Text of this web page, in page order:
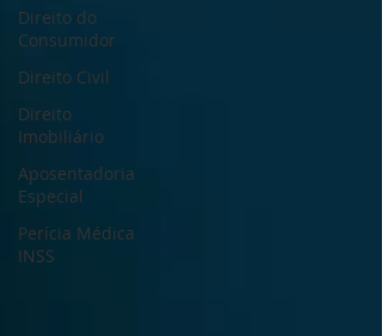
Direito do
Consumidor
Direito Civil
Direito
Imobiliário
Aposentadoria
Especial
Perícia Médica
INSS